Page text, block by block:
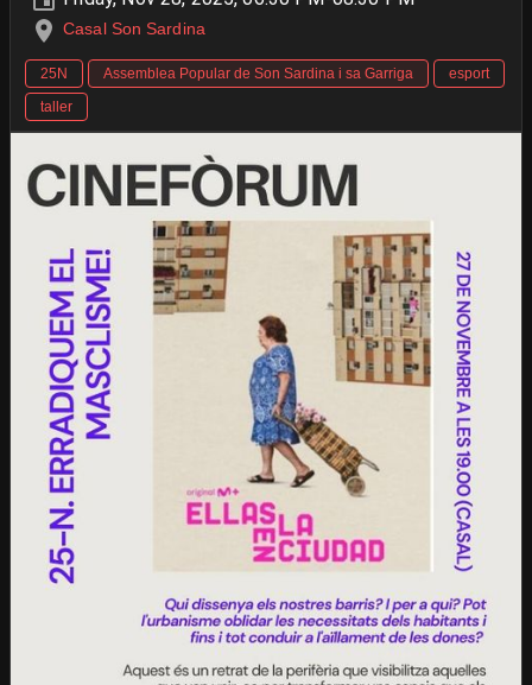
Casal Son Sardina
25N Assemblea Popular de Son Sardina i sa Garriga
esport
taller